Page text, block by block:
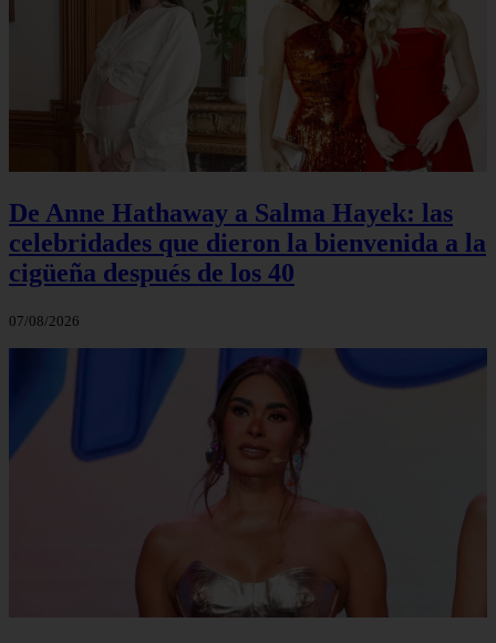
De Anne Hathaway a Salma Hayek: las
celebridades que dieron la bienvenida a la
cigüeña después de los 40
07/08/2026